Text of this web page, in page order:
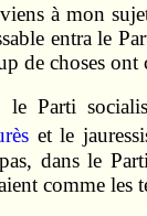
à mon
entra le
de choses ont
Parti
et le
dans le
comme